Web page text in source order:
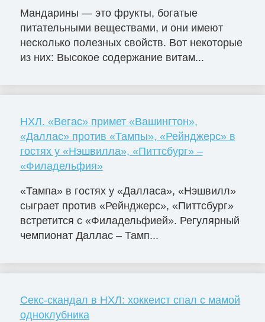
Мандарины — это фрукты, богатые
питательными веществами, и они имеют
несколько полезных свойств. Вот некоторые
из них: Высокое содержание витам...
НХЛ. «Вегас» примет «Вашингтон»,
«Даллас» против «Тампы», «Рейнджерс» в
гостях у «Нэшвилла», «Питтсбург» –
«Филадельфия»
«Тампа» в гостях у «Далласа», «Нэшвилл»
сыграет против «Рейнджерс», «Питтсбург»
встретится с «Филадельфией». Регулярный
чемпионат Даллас – Тамп...
Секс-скандал в НХЛ: хоккеист спал с мамой
одноклубника